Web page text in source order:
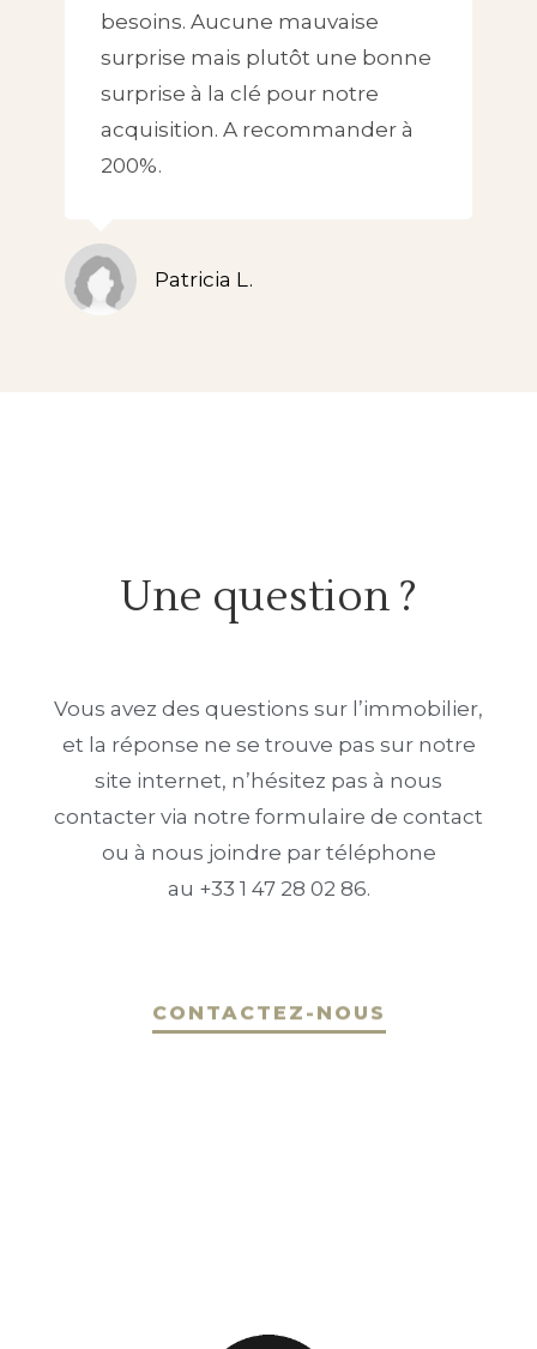
besoins. Aucune mauvaise
surprise mais plutôt une bonne
surprise à la clé pour notre
acquisition. A recommander à
200%.
Patricia L.
Une question ?
Vous avez des questions sur l’immobilier,
et la réponse ne se trouve pas sur notre
site internet, n’hésitez pas à nous
contacter via notre formulaire de contact
ou à nous joindre par téléphone
au +33 1 47 28 02 86.
CONTACTEZ-NOUS